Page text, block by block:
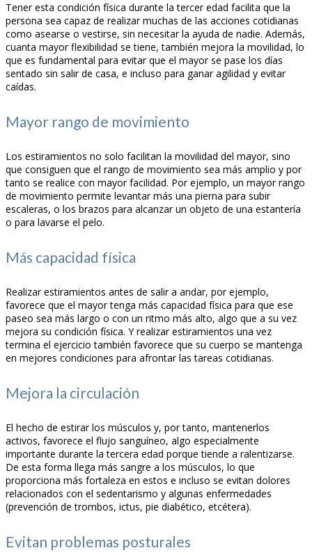
Tener esta condición física durante la tercer edad facilita que la
persona sea capaz de realizar muchas de las acciones cotidianas
como asearse o vestirse, sin necesitar la ayuda de nadie. Además,
cuanta mayor flexibilidad se tiene, también mejora la movilidad, lo
que es fundamental para evitar que el mayor se pase los días
sentado sin salir de casa, e incluso para ganar agilidad y evitar
caídas.
Mayor rango de movimiento
Los estiramientos no solo facilitan la movilidad del mayor, sino
que consiguen que el rango de movimiento sea más amplio y por
tanto se realice con mayor facilidad. Por ejemplo, un mayor rango
de movimiento permite levantar más una pierna para subir
escaleras, o los brazos para alcanzar un objeto de una estantería
o para lavarse el pelo.
Más capacidad física
Realizar estiramientos antes de salir a andar, por ejemplo,
favorece que el mayor tenga más capacidad física para que ese
paseo sea más largo o con un ritmo más alto, algo que a su vez
mejora su condición física. Y realizar estiramientos una vez
termina el ejercicio también favorece que su cuerpo se mantenga
en mejores condiciones para afrontar las tareas cotidianas.
Mejora la circulación
El hecho de estirar los músculos y, por tanto, mantenerlos
activos, favorece el flujo sanguíneo, algo especialmente
importante durante la tercera edad porque tiende a ralentizarse.
De esta forma llega más sangre a los músculos, lo que
proporciona más fortaleza en estos e incluso se evitan dolores
relacionados con el sedentarismo y algunas enfermedades
(prevención de trombos, ictus, pie diabético, etcétera).
Evitan problemas posturales